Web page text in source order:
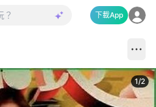
下載App
1/2